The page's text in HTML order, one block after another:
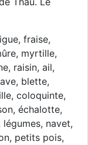
fraise,
myrtille,
raisin, ail,
blette,
coloquinte,
échalotte,
navet,
petits pois,